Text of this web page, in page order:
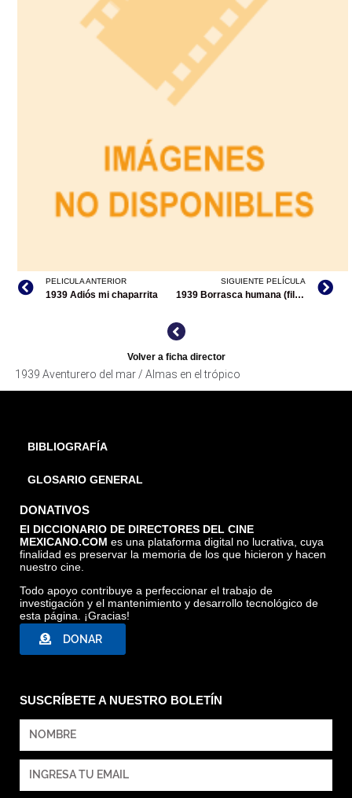
PELICULA ANTERIOR
1939 Adiós mi chaparrita
SIGUIENTE PELÍCULA
1939 Borrasca humana (filmografía en México)
Volver a ficha director
1939 Aventurero del mar / Almas en el trópico
BIBLIOGRAFÍA
GLOSARIO GENERAL
DONATIVOS
El DICCIONARIO DE DIRECTORES DEL CINE
MEXICANO.COM es una plataforma digital no lucrativa, cuya
finalidad es preservar la memoria de los que hicieron y hacen
nuestro cine.
Todo apoyo contribuye a perfeccionar el trabajo de
investigación y el mantenimiento y desarrollo tecnológico de
esta página. ¡Gracias!
DONAR
SUSCRÍBETE A NUESTRO BOLETÍN